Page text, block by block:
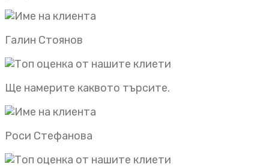
Галин Стоянов
Ще намерите каквото търсите.
Роси Стефанова